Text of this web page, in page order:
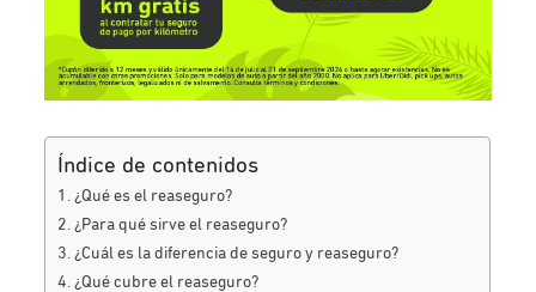
Índice de contenidos
¿Qué es el reaseguro?
¿Para qué sirve el reaseguro?
¿Cuál es la diferencia de seguro y reaseguro?
¿Qué cubre el reaseguro?